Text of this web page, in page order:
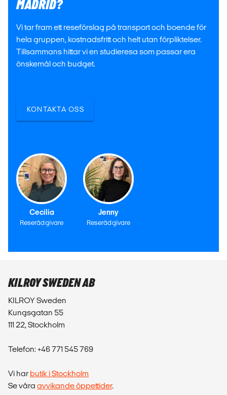
MADRID?
Vi tar fram ett reseförslag på transport och boende för
hela gruppen, kostnadsfritt och helt utan förpliktelser.
Tillsammans hittar vi en studieresa som passar era
önskemål och budget.
KONTAKTA OSS
Cecilia
Reserådgivare
Jenny
Reserådgivare
KILROY SWEDEN AB
KILROY Sweden
Kungsgatan 55
111 22, Stockholm
Telefon: +46 771 545 769
Vi har butik i Stockholm
Se våra avvikande öppettider.